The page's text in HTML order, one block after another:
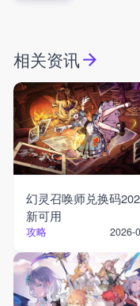
相关资讯
幻灵召唤师兑换码
新可用
攻略 2026-